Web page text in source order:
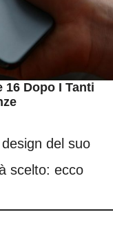
16 Dopo I Tanti
del suo
scelto: ecco